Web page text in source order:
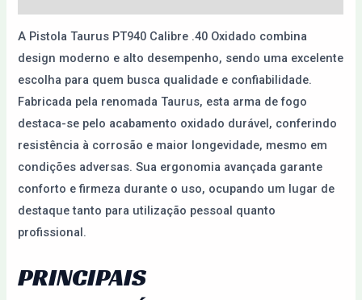
A Pistola Taurus PT940 Calibre .40 Oxidado combina
design moderno e alto desempenho, sendo uma excelente
escolha para quem busca qualidade e confiabilidade.
Fabricada pela renomada Taurus, esta arma de fogo
destaca-se pelo acabamento oxidado durável, conferindo
resistência à corrosão e maior longevidade, mesmo em
condições adversas. Sua ergonomia avançada garante
conforto e firmeza durante o uso, ocupando um lugar de
destaque tanto para utilização pessoal quanto
profissional.
PRINCIPAIS